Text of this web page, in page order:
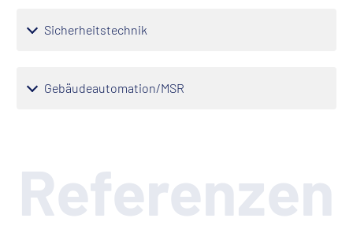
Sicherheitstechnik
Gebäudeautomation/MSR
Referenzen